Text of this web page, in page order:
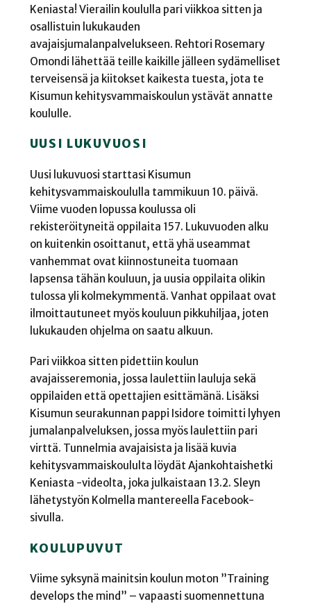
Keniasta! Vierailin koululla pari viikkoa sitten ja
osallistuin lukukauden
avajaisjumalanpalvelukseen. Rehtori Rosemary
Omondi lähettää teille kaikille jälleen sydämelliset
terveisensä ja kiitokset kaikesta tuesta, jota te
Kisumun kehitysvammaiskoulun ystävät annatte
koululle.
UUSI LUKUVUOSI
Uusi lukuvuosi starttasi Kisumun
kehitysvammaiskoululla tammikuun 10. päivä.
Viime vuoden lopussa koulussa oli
rekisteröityneitä oppilaita 157. Lukuvuoden alku
on kuitenkin osoittanut, että yhä useammat
vanhemmat ovat kiinnostuneita tuomaan
lapsensa tähän kouluun, ja uusia oppilaita olikin
tulossa yli kolmekymmentä. Vanhat oppilaat ovat
ilmoittautuneet myös kouluun pikkuhiljaa, joten
lukukauden ohjelma on saatu alkuun.
Pari viikkoa sitten pidettiin koulun
avajaisseremonia, jossa laulettiin lauluja sekä
oppilaiden että opettajien esittämänä. Lisäksi
Kisumun seurakunnan pappi Isidore toimitti lyhyen
jumalanpalveluksen, jossa myös laulettiin pari
virttä. Tunnelmia avajaisista ja lisää kuvia
kehitysvammaiskoululta löydät Ajankohtaishetki
Keniasta -videolta, joka julkaistaan 13.2. Sleyn
lähetystyön Kolmella mantereella Facebook-
sivulla.
KOULUPUVUT
Viime syksynä mainitsin koulun moton ”Training
develops the mind” – vapaasti suomennettuna